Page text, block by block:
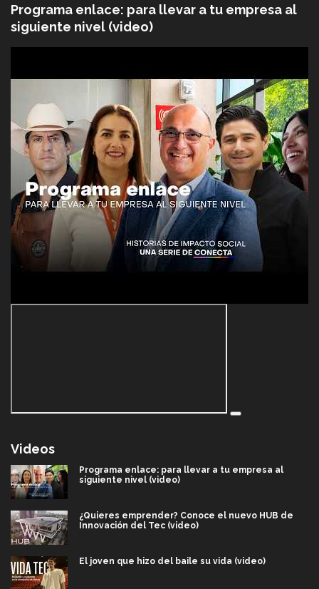
Programa enlace: para llevar a tu empresa al
siguiente nivel (video)
Videos
Programa enlace: para llevar a tu empresa al
siguiente nivel (video)
¿Quieres emprender? Conoce el nuevo HUB de
Innovación del Tec (video)
El joven que hizo del baile su vida (video)